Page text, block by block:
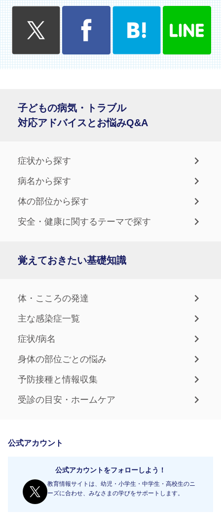
子どもの病気・トラブル
対応アドバイスとお悩みQ&A
症状から探す
病名から探す
体の部位から探す
安全・健康に関するテーマで探す
覚えておきたい基礎知識
体・こころの発達
主な感染症一覧
症状/病名
身体の部位ごとの悩み
予防接種と情報収集
受診の目安・ホームケア
公式アカウント
公式アカウントをフォローしよう！
教育情報サイトは、幼児・小学生・中学生・高校生のニ
ーズに合わせ、みなさまの学びをサポートします。